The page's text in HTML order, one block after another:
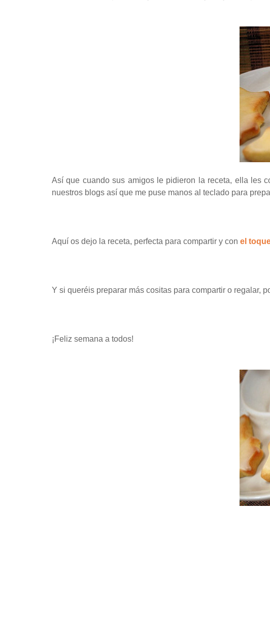
Así que cuando sus amigos le pidieron la receta, ella les
nuestros blogs así que me puse manos al teclado para
Aquí os dejo la receta, perfecta para compartir y con el
Y si queréis preparar más cositas para compartir o regalar,
¡Feliz semana a todos!